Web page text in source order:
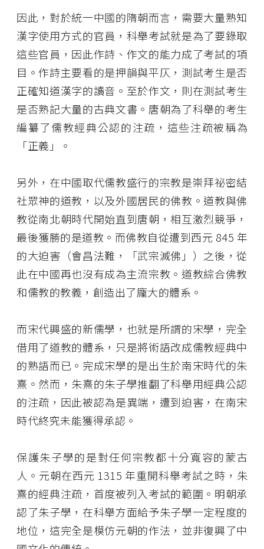
因此，對於統一中國的隋朝而言，需要大量熟知
漢字使用方式的官員，科舉考試就是為了要錄取
這些官員，因此作詩、作文的能力成了考試的項
目。作詩主要看的是押韻與平仄，測試考生是否
正確知道漢字的讀音。至於作文，則在測試考生
是否熟記大量的古典文書。唐朝為了科舉的考生
編纂了儒教經典公認的注疏，這些注疏被稱為
「正義」。
另外，在中國取代儒教盛行的宗教是崇拜祕密結
社眾神的道教，以及外國居民的佛教。道教與佛
教從南北朝時代開始直到唐朝，相互激烈競爭，
最後獲勝的是道教。而佛教自從遭到西元 845 年
的大迫害（會昌法難，「武宗滅佛」）之後，從
此在中國再也沒有成為主流宗教。道教綜合佛教
和儒教的教義，創造出了龐大的體系。
而宋代興盛的新儒學，也就是所謂的宋學，完全
借用了道教的體系，只是將術語改成儒教經典中
的熟語而已。完成宋學的是出生於南宋時代的朱
熹。然而，朱熹的朱子學推翻了科舉用經典公認
的注疏，因此被認為是異端，遭到迫害，在南宋
時代終究未能獲得承認。
保護朱子學的是對任何宗教都十分寬容的蒙古
人。元朝在西元 1315 年重開科舉考試之時，朱
熹的經典注疏，首度被列入考試的範圍。明朝承
認了朱子學，在科舉方面給予朱子學一定程度的
地位，這完全是模仿元朝的作法，並非復興了中